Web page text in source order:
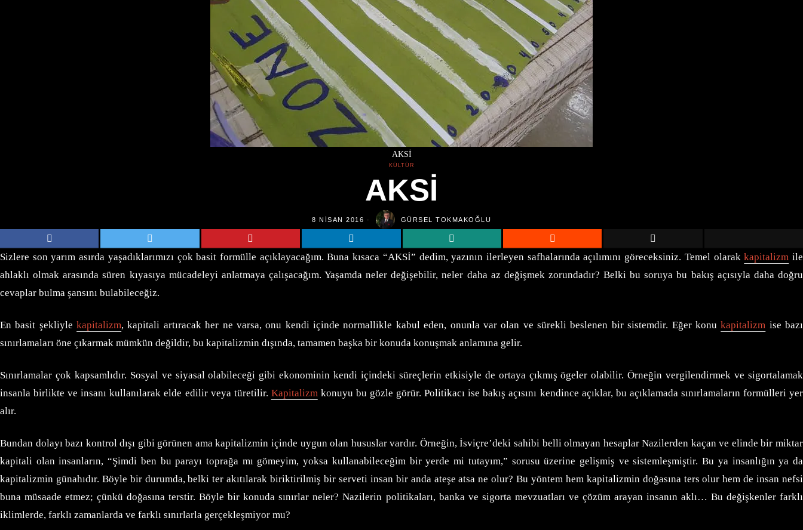
AKSİ
KÜLTÜR
AKSİ
8 NISAN 2016 GÜRSEL TOKMAKOĞLU
Sizlere son yarım asırda yaşadıklarımızı çok basit formülle açıklayacağım. Buna kısaca “AKSİ” dedim, yazının ilerleyen safhalarında açılımını göreceksiniz. Temel olarakkapitalizm ile
ahlaklı olmak arasında süren kıyasıya mücadeleyi anlatmaya çalışacağım. Yaşamda neler değişebilir, neler daha az değişmek zorundadır? Belki bu soruya bu bakış açısıyla daha doğru
cevaplar bulma şansını bulabileceğiz.
En basit şekliylekapitalizm, kapitali artıracak her ne varsa, onu kendi içinde normallikle kabul eden, onunla var olan ve sürekli beslenen bir sistemdir. Eğer konukapitalizm ise bazı
sınırlamaları öne çıkarmak mümkün değildir, bu kapitalizmin dışında, tamamen başka bir konuda konuşmak anlamına gelir.
Sınırlamalar çok kapsamlıdır. Sosyal ve siyasal olabileceği gibi ekonominin kendi içindeki süreçlerin etkisiyle de ortaya çıkmış ögeler olabilir. Örneğin vergilendirmek ve sigortalamak
insanla birlikte ve insanı kullanılarak elde edilir veya türetilir. Kapitalizmkonuyu bu gözle görür. Politikacı ise bakış açısını kendince açıklar, bu açıklamada sınırlamaların formülleri yer
alır.
Bundan dolayı bazı kontrol dışı gibi görünen ama kapitalizmin içinde uygun olan hususlar vardır. Örneğin, İsviçre’deki sahibi belli olmayan hesaplar Nazilerden kaçan ve elinde bir miktar
kapitali olan insanların, “Şimdi ben bu parayı toprağa mı gömeyim, yoksa kullanabileceğim bir yerde mi tutayım,” sorusu üzerine gelişmiş ve sistemleşmiştir. Bu ya insanlığın ya da
kapitalizmin günahıdır. Böyle bir durumda, belki ter akıtılarak biriktirilmiş bir serveti insan bir anda ateşe atsa ne olur? Bu yöntem hem kapitalizmin doğasına ters olur hem de insan nefsi
buna müsaade etmez; çünkü doğasına terstir. Böyle bir konuda sınırlar neler? Nazilerin politikaları, banka ve sigorta mevzuatları ve çözüm arayan insanın aklı… Bu değişkenler farklı
iklimlerde, farklı zamanlarda ve farklı sınırlarla gerçekleşmiyor mu?